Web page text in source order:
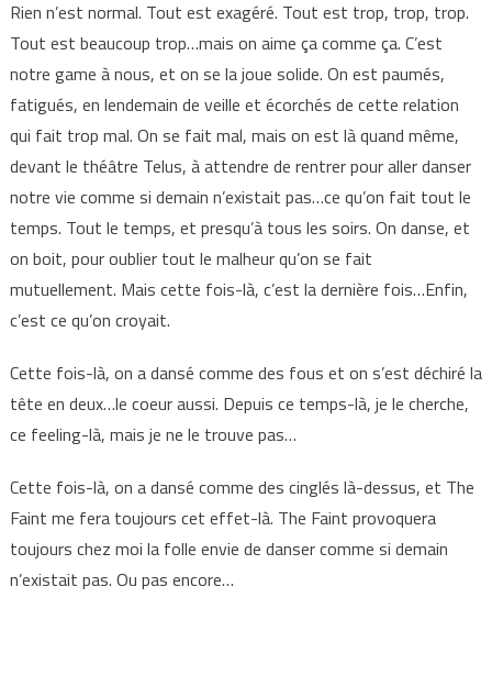
Rien n’est normal. Tout est exagéré. Tout est trop, trop, trop.
Tout est beaucoup trop…mais on aime ça comme ça. C’est
notre game à nous, et on se la joue solide. On est paumés,
fatigués, en lendemain de veille et écorchés de cette relation
qui fait trop mal. On se fait mal, mais on est là quand même,
devant le théâtre Telus, à attendre de rentrer pour aller danser
notre vie comme si demain n’existait pas…ce qu’on fait tout le
temps. Tout le temps, et presqu’à tous les soirs. On danse, et
on boit, pour oublier tout le malheur qu’on se fait
mutuellement. Mais cette fois-là, c’est la dernière fois…Enfin,
c’est ce qu’on croyait.
Cette fois-là, on a dansé comme des fous et on s’est déchiré la
tête en deux…le coeur aussi. Depuis ce temps-là, je le cherche,
ce feeling-là, mais je ne le trouve pas…
Cette fois-là, on a dansé comme des cinglés là-dessus, et The
Faint me fera toujours cet effet-là. The Faint provoquera
toujours chez moi la folle envie de danser comme si demain
n’existait pas. Ou pas encore…